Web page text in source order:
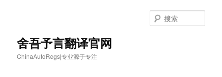
舍吾予言翻译官网
ChinaAutoRegs|专业源于专注
索